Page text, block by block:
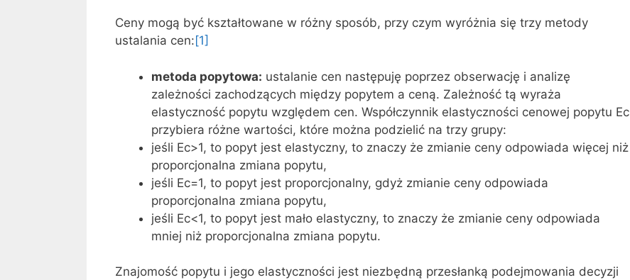
Ceny mogą być kształtowane w różny sposób, przy czym wyróżnia się trzy metody
ustalania cen: [1]
metoda popytowa: ustalanie cen następuję poprzez obserwację i analizę
zależności zachodzących między popytem a ceną. Zależność tą wyraża
elastyczność popytu względem cen. Współczynnik elastyczności cenowej popytu Ec
przybiera różne wartości, które można podzielić na trzy grupy:
jeśli Ec>1, to popyt jest elastyczny, to znaczy że zmianie ceny odpowiada więcej niż
proporcjonalna zmiana popytu,
jeśli Ec=1, to popyt jest proporcjonalny, gdyż zmianie ceny odpowiada
proporcjonalna zmiana popytu,
jeśli Ec<1, to popyt jest mało elastyczny, to znaczy że zmianie ceny odpowiada
mniej niż proporcjonalna zmiana popytu.
Znajomość popytu i jego elastyczności jest niezbędną przesłanką podejmowania decyzji